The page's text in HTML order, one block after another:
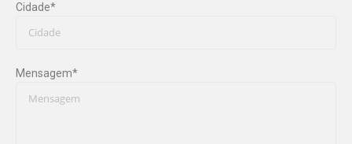
Cidade*
Mensagem*